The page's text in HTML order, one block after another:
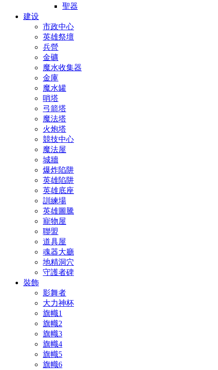
聖器
建设
市政中心
英雄祭壇
兵營
金礦
魔水收集器
金庫
魔水罐
哨塔
弓箭塔
魔法塔
火炮塔
競技中心
魔法屋
城牆
爆炸陷阱
英雄陷阱
英雄底座
訓練場
英雄圖騰
寵物屋
聯盟
道具屋
魂器大廳
地精洞穴
守護者碑
裝飾
影舞者
大力神杯
旗幟1
旗幟2
旗幟3
旗幟4
旗幟5
旗幟6